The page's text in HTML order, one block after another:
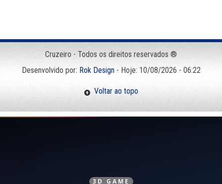
Cruzeiro - Todos os direitos reservados ®
Desenvolvido por: Rok Design- Hoje: 10/08/2026 - 06:22
Voltar ao topo
3D GAME